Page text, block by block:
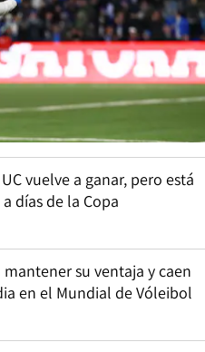
vuelve a ganar, pero está
días de la Copa
su ventaja y caen
en el Mundial de Vóleibol